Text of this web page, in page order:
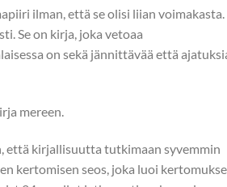
ilman, että se olisi liian voimakasta.
Se on kirja, joka vetoaa
on sekä jännittävää että
mereen.
että kirjallisuutta tutkimaan syvemmin
kertomisen seos, joka luoi